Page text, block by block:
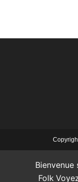
Bienvenue
Folk